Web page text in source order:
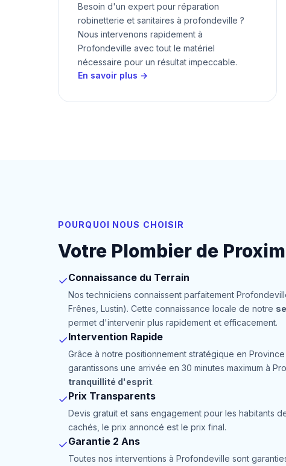
Besoin d'un expert pour réparation
robinetterie et sanitaires à profondeville ?
Nous intervenons rapidement à
Profondeville avec tout le matériel
nécessaire pour un résultat impeccable.
En savoir plus →
POURQUOI NOUS CHOISIR
Votre Plombier de
✓Connaissance du Terrain
Nos techniciens connaissent parfaitement
Frênes, Lustin). Cette connaissance locale de notre
permet d'intervenir plus rapidement et efficacement.
✓Intervention Rapide
Grâce à notre positionnement stratégique en Province
garantissons une arrivée en 30 minutes maximum à
tranquillité d'esprit.
✓Prix Transparents
Devis gratuit et sans engagement pour les habitants
cachés, le prix annoncé est le prix final.
✓Garantie 2 Ans
Toutes nos interventions à Profondeville sont